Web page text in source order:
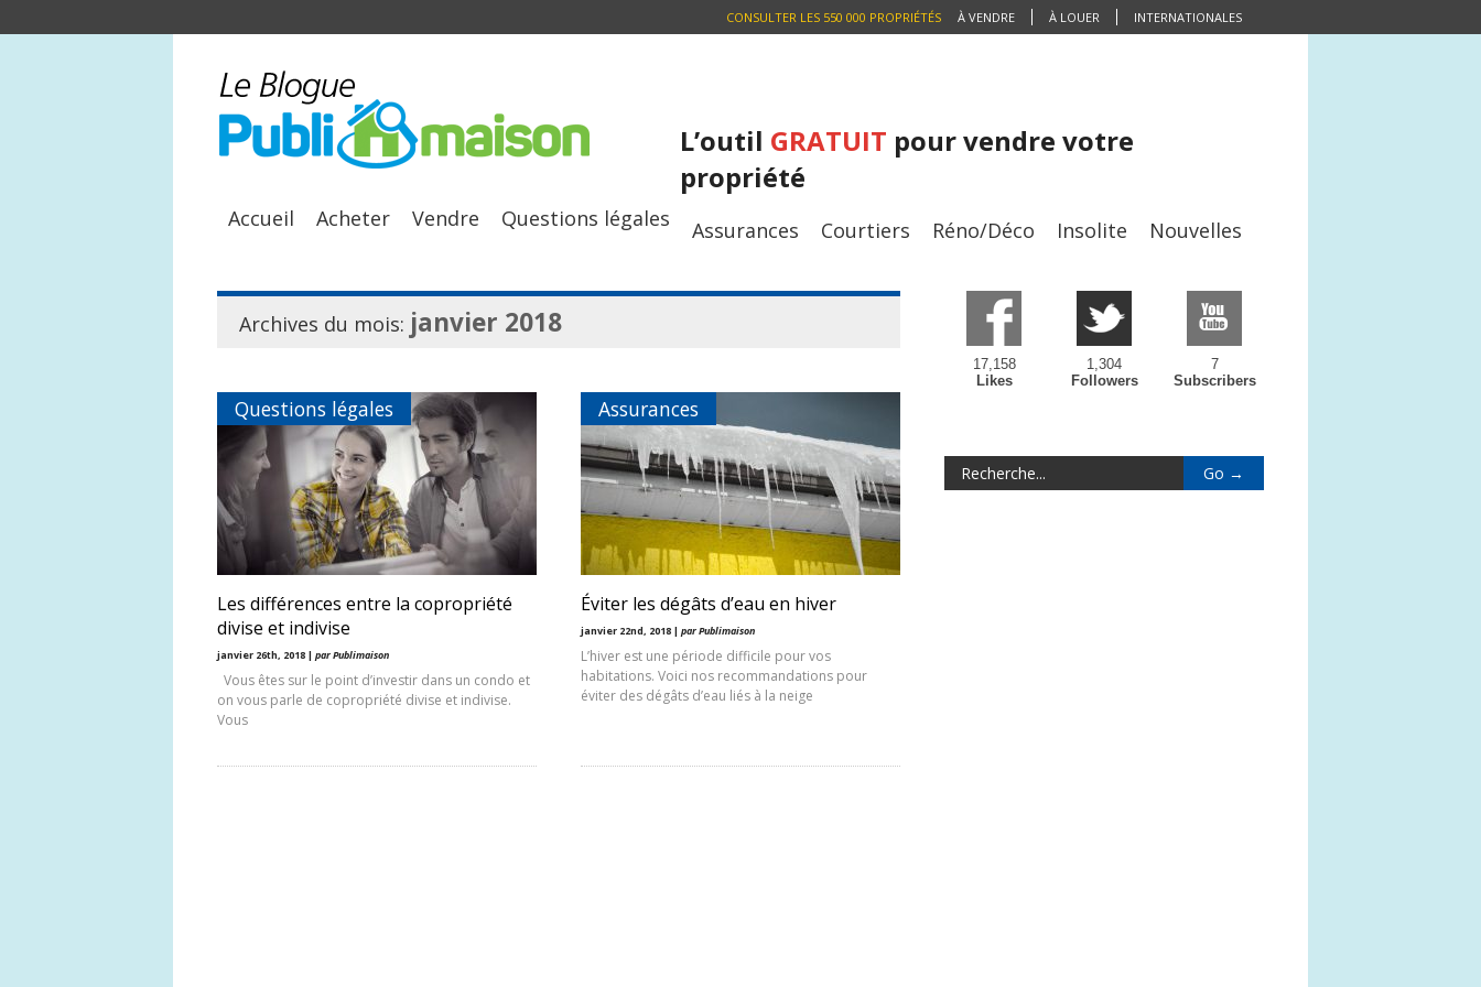
CONSULTER LES 550 000 PROPRIÉTÉS À VENDRE À LOUER INTERNATIONALES
L’outil GRATUIT pour vendre votre
propriété
Accueil Acheter Vendre Questions légales Assurances Courtiers Réno/Déco Insolite Nouvelles
Archives du mois: janvier 2018
Questions légales
Les différences entre la copropriété
divise et indivise
janvier 26th, 2018 | par Publimaison
Vous êtes sur le point d’investir dans un condo et
on vous parle de copropriété divise et indivise.
Vous
Assurances
Éviter les dégâts d’eau en hiver
janvier 22nd, 2018 | par Publimaison
L’hiver est une période difficile pour vos
habitations. Voici nos recommandations pour
éviter des dégâts d’eau liés à la neige
17,158
Likes
1,304
Followers
7
Subscribers